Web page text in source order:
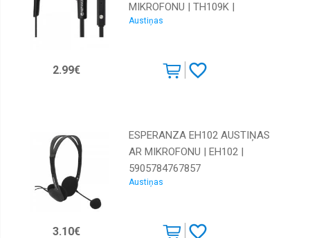
MIKROFONU | TH109K |
5901299919149
Austiņas
2.99€
ESPERANZA EH102 AUSTIŅAS
AR MIKROFONU | EH102 |
5905784767857
Austiņas
3.10€